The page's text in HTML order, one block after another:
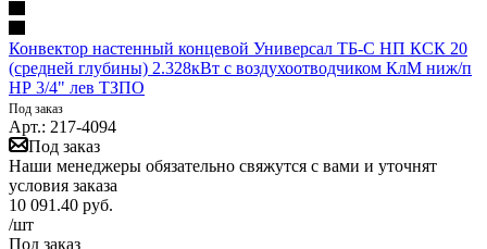
Конвектор настенный концевой Универсал ТБ-С НП КСК 20
(средней глубины) 2.328кВт с воздухоотводчиком КлМ ниж/п
НР 3/4" лев ТЗПО
Под заказ
Арт.: 217-4094
Под заказ
Наши менеджеры обязательно свяжутся с вами и уточнят
условия заказа
10 091.40 руб.
/шт
Под заказ